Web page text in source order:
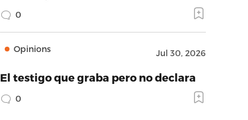
0
Opinions Jul 30, 2026
El testigo que graba pero no declara
0